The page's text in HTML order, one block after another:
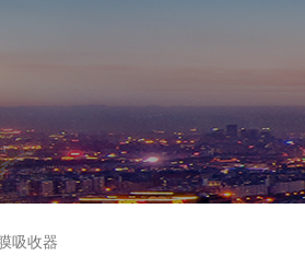
吸收器